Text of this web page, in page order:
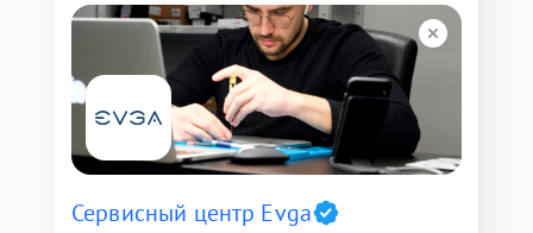
Сервисный центр Evga